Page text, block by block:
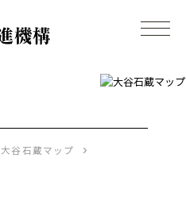
大谷石蔵マップ